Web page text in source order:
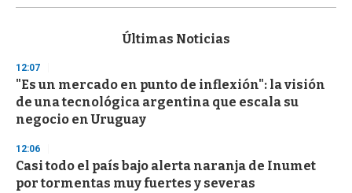
s
d
s
o
f
3
s
e
c
o
Últimas Noticias
12:07
"Es un mercado en punto de inflexión": la visión
de una tecnológica argentina que escala su
negocio en Uruguay
12:06
Casi todo el país bajo alerta naranja de Inumet
por tormentas muy fuertes y severas